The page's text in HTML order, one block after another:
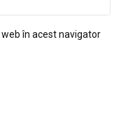
în acest navigator